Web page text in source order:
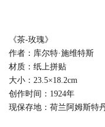
《茶-玫瑰》
作者：库尔特·施维特斯